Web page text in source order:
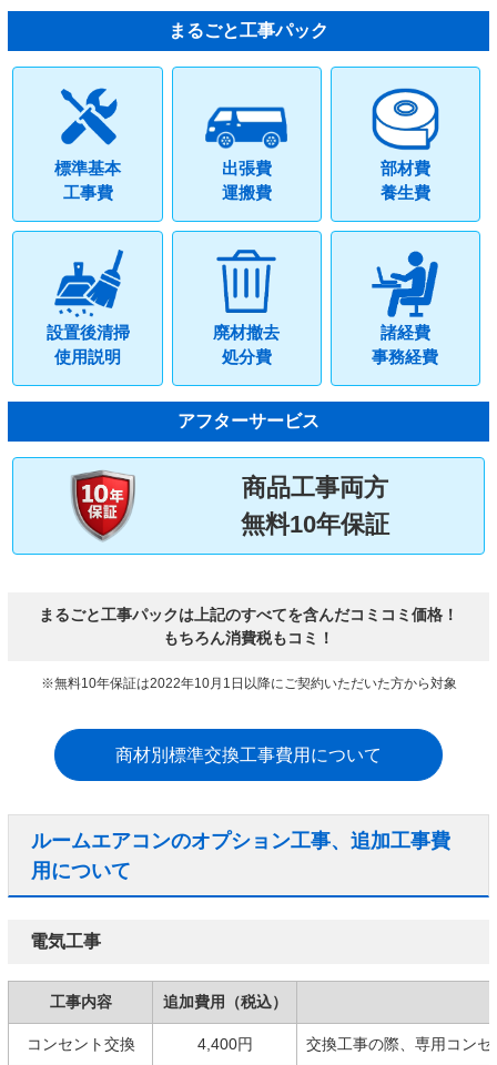
まるごと工事パック
標準基本
工事費
出張費
運搬費
部材費
養生費
設置後清掃
使用説明
廃材撤去
処分費
諸経費
事務経費
アフターサービス
商品工事両方
無料10年保証
まるごと工事パックは上記のすべてを含んだコミコミ価格！
もちろん消費税もコミ！
※無料10年保証は2022年10月1日以降にご契約いただいた方から対象
商材別標準交換工事費用について
ルームエアコンのオプション工事、追加工事費
用について
電気工事
工事内容 追加費用（税込）
コンセント交換 4,400円 交換工事の際、専用コン